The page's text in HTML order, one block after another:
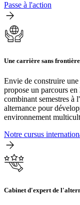
Passe à l'action
Une carrière sans
Envie de construire
propose un parcours en
combinant semestres à
alternance pour
environnement
Notre cursus
Cabinet d'expert de